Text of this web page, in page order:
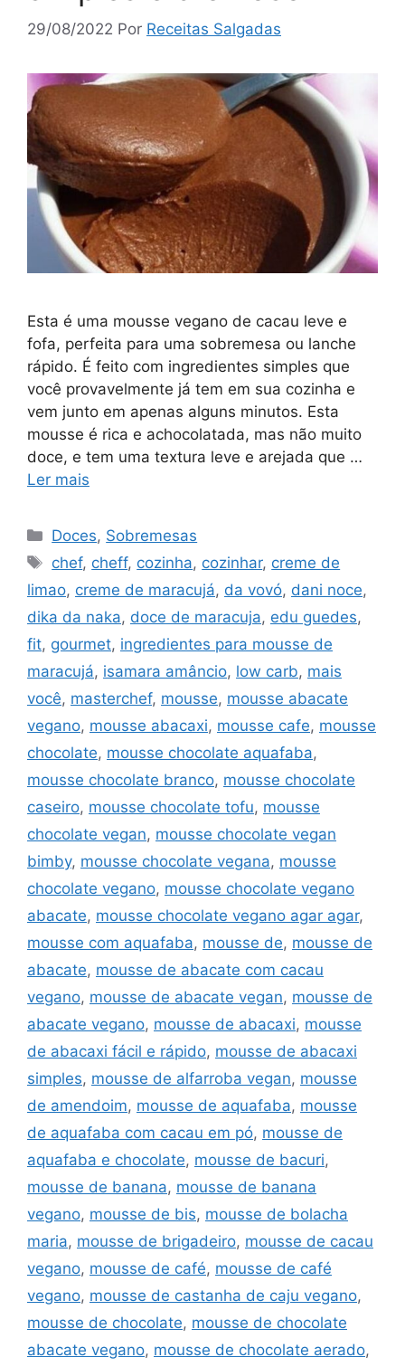
29/08/2022 Por Receitas Salgadas
Esta é uma mousse vegano de cacau leve e
fofa, perfeita para uma sobremesa ou lanche
rápido. É feito com ingredientes simples que
você provavelmente já tem em sua cozinha e
vem junto em apenas alguns minutos. Esta
mousse é rica e achocolatada, mas não muito
doce, e tem uma textura leve e arejada que …
Ler mais
Categorias
Doces, Sobremesas
Tags
chef, cheff, cozinha, cozinhar, creme de
limao, creme de maracujá, da vovó, dani noce,
dika da naka, doce de maracuja, edu guedes,
fit, gourmet, ingredientes para mousse de
maracujá, isamara amâncio, low carb, mais
você, masterchef, mousse, mousse abacate
vegano, mousse abacaxi, mousse cafe, mousse
chocolate, mousse chocolate aquafaba,
mousse chocolate branco, mousse chocolate
caseiro, mousse chocolate tofu, mousse
chocolate vegan, mousse chocolate vegan
bimby, mousse chocolate vegana, mousse
chocolate vegano, mousse chocolate vegano
abacate, mousse chocolate vegano agar agar,
mousse com aquafaba, mousse de, mousse de
abacate, mousse de abacate com cacau
vegano, mousse de abacate vegan, mousse de
abacate vegano, mousse de abacaxi, mousse
de abacaxi fácil e rápido, mousse de abacaxi
simples, mousse de alfarroba vegan, mousse
de amendoim, mousse de aquafaba, mousse
de aquafaba com cacau em pó, mousse de
aquafaba e chocolate, mousse de bacuri,
mousse de banana, mousse de banana
vegano, mousse de bis, mousse de bolacha
maria, mousse de brigadeiro, mousse de cacau
vegano, mousse de café, mousse de café
vegano, mousse de castanha de caju vegano,
mousse de chocolate, mousse de chocolate
abacate vegano, mousse de chocolate aerado,